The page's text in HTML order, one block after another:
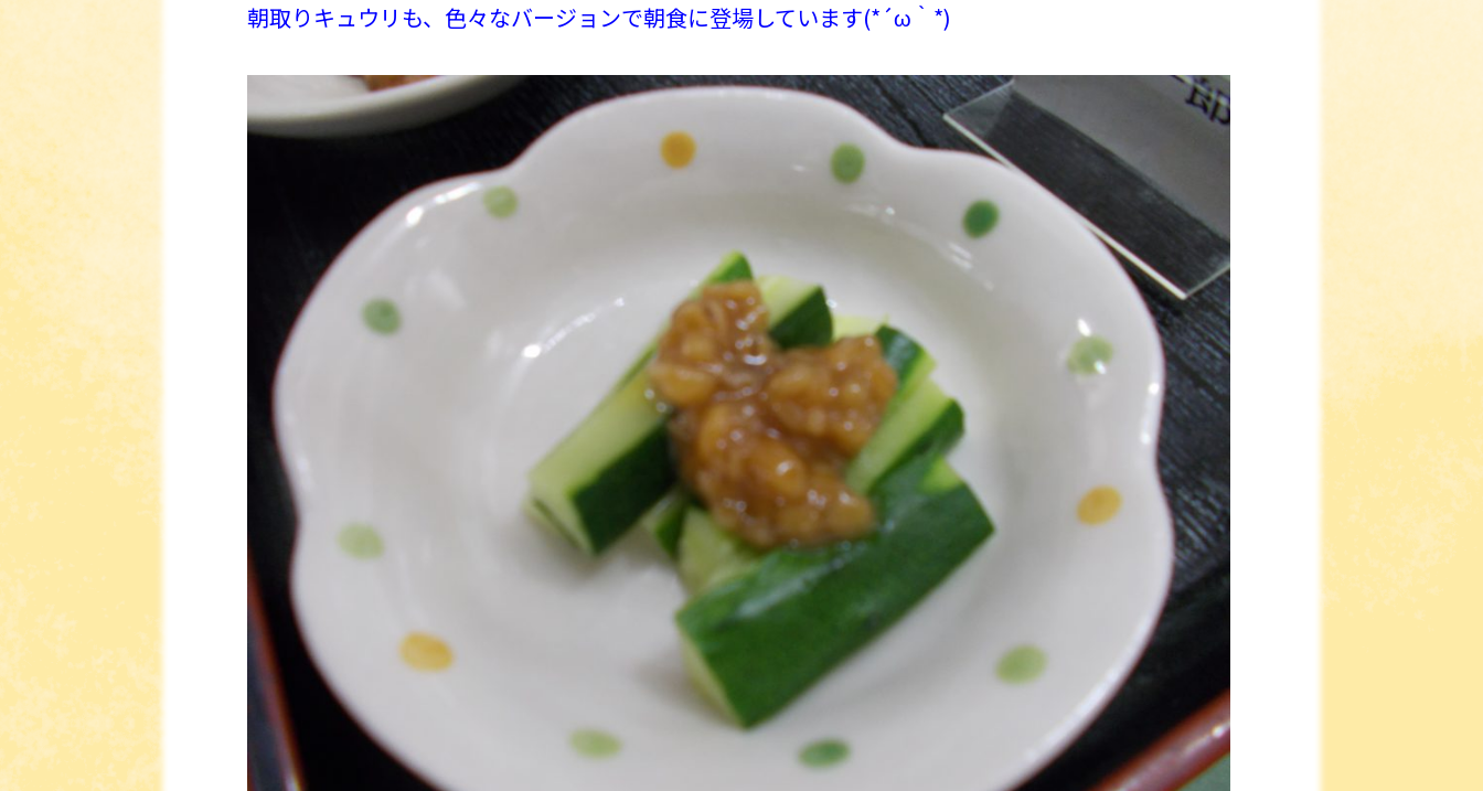
朝取りキュウリも、色々なバージョンで朝食に登場しています(*´ω｀*)